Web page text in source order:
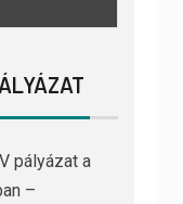
pályázat a
–